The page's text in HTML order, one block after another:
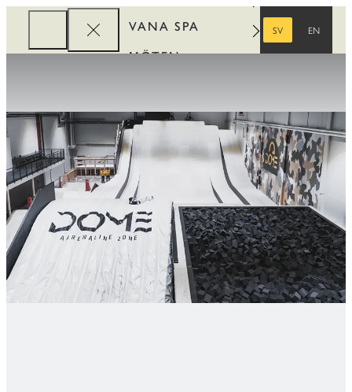
VANA SPA
MÖTEN
REWARDS
SV
EN